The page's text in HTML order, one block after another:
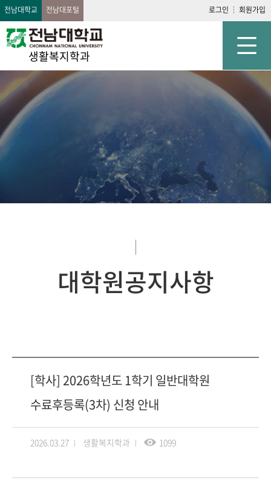
전남대학교 전남대포털 로그인 회원가입
생활복지학과
대학원공지사항
[학사] 2026학년도 1학기 일반대학원
수료후등록(3차) 신청 안내
2026.03.27 생활복지학과 1099